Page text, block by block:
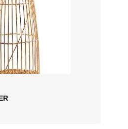
AU DEVIS